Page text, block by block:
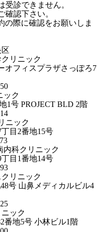
診できません。
認下さい。
際に確認をお願いしま
リニック
オフィスプラザさっぽろ7
ック
1号 PROJECT BLD 2階
ニック
目2番地15号
内科クリニック
目1番地14号
リニック
号 山鼻メディカルビル4
ック
番地5号 小林ビル1階